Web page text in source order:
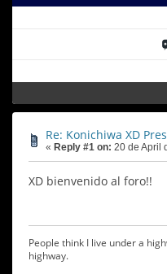
Re: Konichiwa XD
« Reply #1 on: 20 de April
XD bienvenido al foro!!
People think I live under a
highway.